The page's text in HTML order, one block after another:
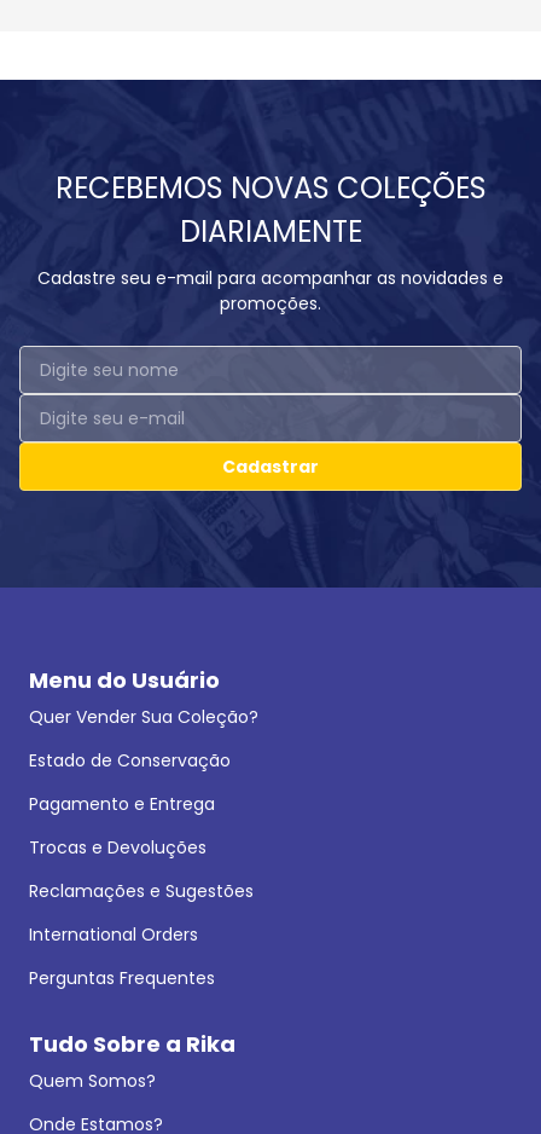
RECEBEMOS NOVAS COLEÇÕES
DIARIAMENTE
Cadastre seu e-mail para acompanhar as novidades e
promoções.
Cadastrar
Menu do Usuário
Quer Vender Sua Coleção?
Estado de Conservação
Pagamento e Entrega
Trocas e Devoluções
Reclamações e Sugestões
International Orders
Perguntas Frequentes
Tudo Sobre a Rika
Quem Somos?
Onde Estamos?